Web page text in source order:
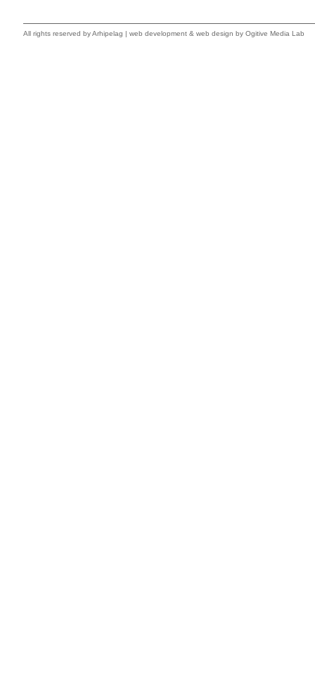
All rights reserved byArhipelag | web development & web design by Ogitive Media Lab